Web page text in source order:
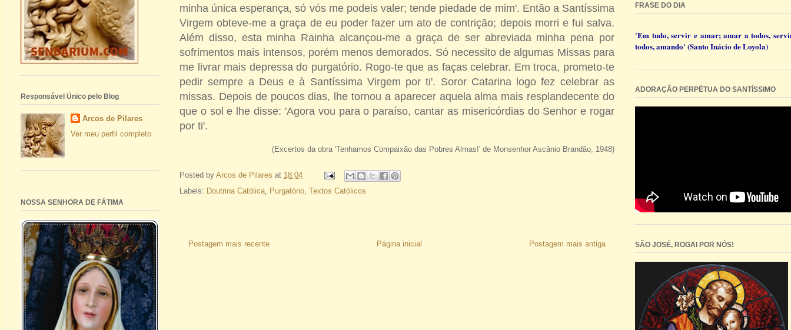
minha única esperança, só vós me podeis valer; tende piedade de mim'. Então a Santíssima
Virgem obteve-me a graça de eu poder fazer um ato de contrição; depois morri e fui salva.
Além disso, esta minha Rainha alcançou-me a graça de ser abre­viada minha pena por
sofrimentos mais intensos, po­rém menos demorados. Só necessito de algumas Mis­sas para
me livrar mais depressa do purgatório. Ro­go-te que as faças celebrar. Em troca, prometo-te
pedir sempre a Deus e à Santíssima Virgem por ti'. Soror Catarina logo fez celebrar as
missas. De­pois de poucos dias, lhe tornou a aparecer aquela al­ma mais resplandecente do
que o sol e lhe disse: 'Ago­ra vou para o paraíso, cantar as misericórdias do Se­nhor e rogar
por ti'.
(Excertos da obra 'Tenhamos Compaixão das Pobres Almas!' de Monsenhor Ascânio Brandão, 1948)
Posted by Arcos de Pilares at 18:04
Labels: Doutrina Católica Purgatório Textos Católicos
Postagem mais recente Postagem mais antiga
Página inicial
Responsável Único pelo Blog
Arcos de Pilares
Ver meu perfil completo
NOSSA SENHORA DE FÁTIMA
FRASE DO DIA
'Em tudo, servir e amar; amar a todos,
todos, amando' (Santo Inácio de Loyola)
ADORAÇÃO PERPÉTUA DO SANTÍSSIMO
SÃO JOSÉ, ROGAI POR NÓS!